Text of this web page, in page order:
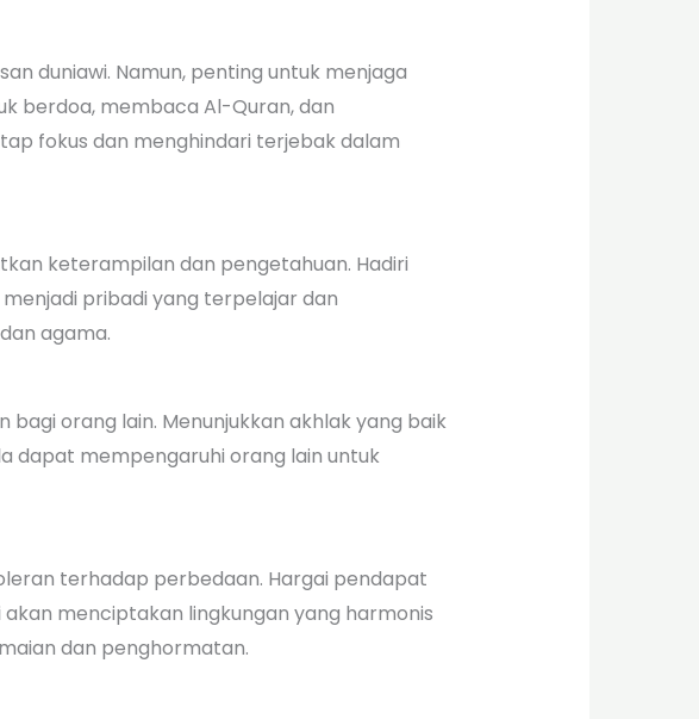
duniawi. Namun, penting untuk menjaga
berdoa, membaca Al-Quran, dan
fokus dan menghindari terjebak dalam
keterampilan dan pengetahuan. Hadiri
pribadi yang terpelajar dan
agama.
orang lain. Menunjukkan akhlak yang baik
dapat mempengaruhi orang lain untuk
terhadap perbedaan. Hargai pendapat
menciptakan lingkungan yang harmonis
dan penghormatan.